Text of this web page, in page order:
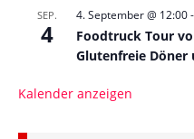
SEP.
4
4. September @ 12:00-
Foodtruck Tour
Glutenfreie Döner
Kalender anzeigen